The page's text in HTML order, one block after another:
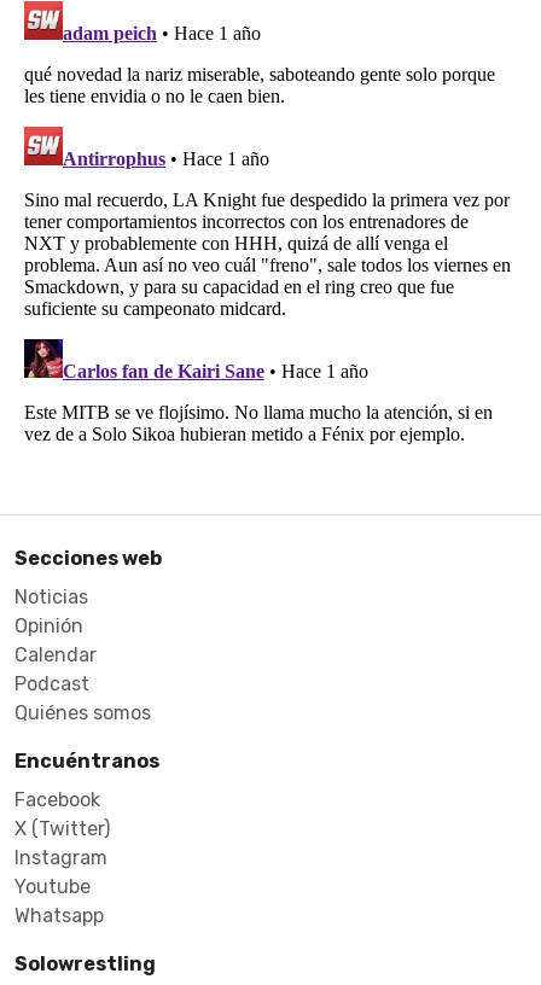
Secciones web
Noticias
Opinión
Calendar
Podcast
Quiénes somos
Encuéntranos
Facebook
X (Twitter)
Instagram
Youtube
Whatsapp
Solowrestling